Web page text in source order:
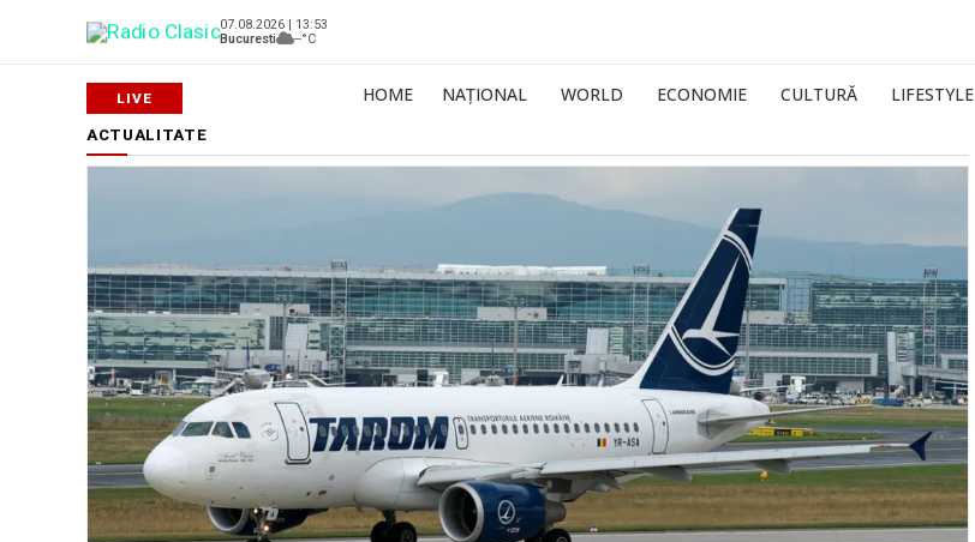
07.08.2026 | 13:53
Bucuresti
--°C
HOME NAȚIONAL WORLD ECONOMIE CULTURĂ LIFESTYLE
ACTUALITATE